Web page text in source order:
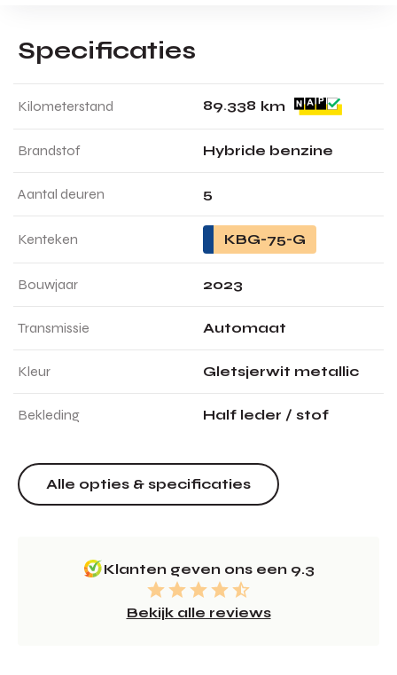
Specificaties
Kilometerstand 89.338 km
Brandstof Hybride benzine
Aantal deuren 5
Kenteken KBG-75-G
Bouwjaar 2023
Transmissie Automaat
Kleur Gletsjerwit metallic
Bekleding Half leder / stof
Alle opties & specificaties
Klanten geven ons een 9.3
Bekijk alle reviews